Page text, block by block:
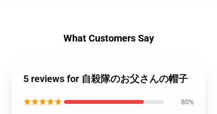
What Customers Say
5 reviews for 自殺隊のお父さんの帽子
★★★★★ 80%